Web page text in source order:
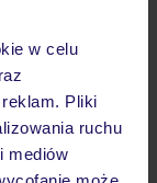
w celu
Pliki
ruchu
mediów